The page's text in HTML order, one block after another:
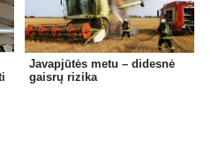
Javapjūtės metu – didesnė
gaisrų rizika